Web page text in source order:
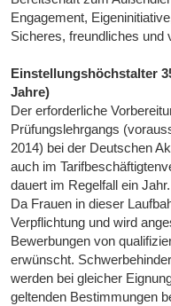
Engagement,
Sicheres, freundliches und
Einstellungshöchstalter
Jahre)
Der erforderliche
Prüfungslehrgangs
2014) bei der Deutschen
auch im
dauert im Regelfall ein Jahr.
Da Frauen in dieser
Verpflichtung und wird
Bewerbungen von
erwünscht.
werden bei gleicher
geltenden Bestimmungen